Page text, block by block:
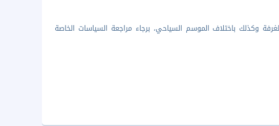
وكذلك باختلاف الموسم السياحي، برجاء مراجعة السياسات الخاصة